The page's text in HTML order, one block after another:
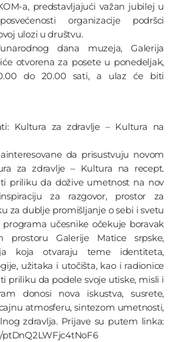
a, predstavljajući važan jubilej u
organizacije podršci
ulozi u društvu.
dana muzeja, Galerija
otvorena za posete u ponedeljak,
do 20.00 sati, a ulaz će biti
Kultura za zdravlje – Kultura na
da prisustvuju novom
za zdravlje – Kultura na recept.
priliku da dožive umetnost na nov
za razgovor, prostor za
za dublje promišljanje o sebi i svetu
programa učesnike očekuje boravak
prostoru Galerije Matice srpske,
koja otvaraju teme identiteta,
užitaka i utočišta, kao i radionice
priliku da podele svoje utiske, misli i
donosi nova iskustva, susrete,
atmosferu, sintezom umetnosti,
zdravlja. Prijave su putem linka:
ptDnQ2LWFjc4tNoF6